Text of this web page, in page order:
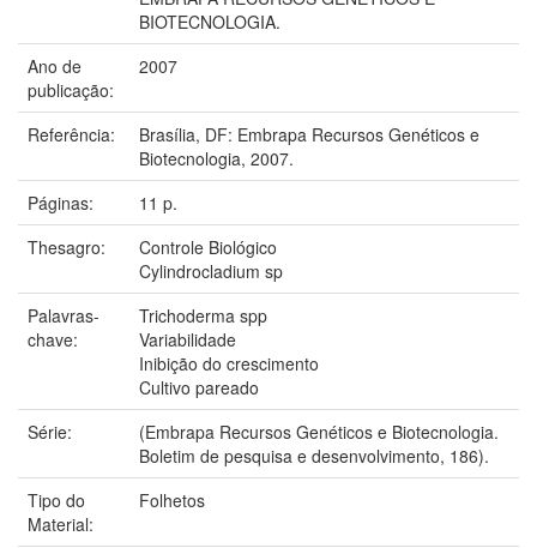
BIOTECNOLOGIA.
Ano de
publicação:
2007
Referência:
Brasília, DF: Embrapa Recursos Genéticos e
Biotecnologia, 2007.
Páginas:
11 p.
Thesagro:
Controle Biológico
Cylindrocladium sp
Palavras-
chave:
Trichoderma spp
Variabilidade
Inibição do crescimento
Cultivo pareado
Série:
(Embrapa Recursos Genéticos e Biotecnologia.
Boletim de pesquisa e desenvolvimento, 186).
Tipo do
Material:
Folhetos